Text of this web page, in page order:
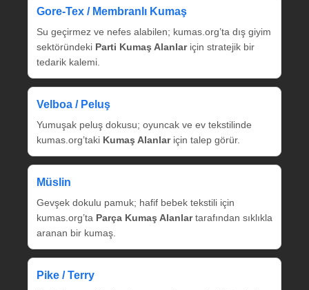
Gore‑Tex / Membranlı Kumaş
Su geçirmez ve nefes alabilen; kumas.org’ta dış giyim
sektöründeki Parti Kumaş Alanlariçin stratejik bir
tedarik kalemi.
Velboa / Peluş
Yumuşak peluş dokusu; oyuncak ve ev tekstilinde
kumas.org’taki Kumaş Alanlariçin talep görür.
Müslin
Gevşek dokulu pamuk; hafif bebek tekstili için
kumas.org’ta Parça Kumaş Alanlartarafından sıklıkla
aranan bir kumaş.
Pike / Terry